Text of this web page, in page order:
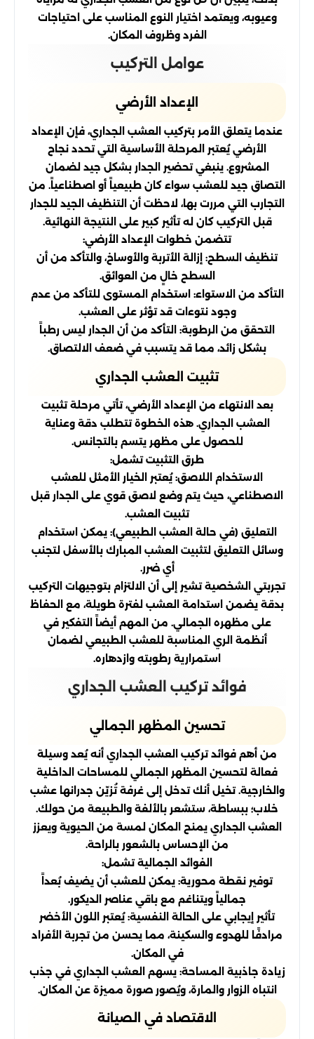
وعيوبه، ويعتمد اختيار النوع المناسب على احتياجات
الفرد وظروف المكان.
عوامل التركيب
الإعداد الأرضي
عندما يتعلق الأمر بتركيب العشب الجداري، فإن الإعداد
الأرضي يُعتبر المرحلة الأساسية التي تحدد نجاح
المشروع. ينبغي تحضير الجدار بشكل جيد لضمان
التصاق جيد للعشب سواء كان طبيعياً أو اصطناعياً. من
التجارب التي مررت بها، لاحظت أن التنظيف الجيد للجدار
قبل التركيب كان له تأثير كبير على النتيجة النهائية.
تتضمن خطوات الإعداد الأرضي:
تنظيف السطح: إزالة الأتربة والأوساخ، والتأكد من أن
السطح خالٍ من العوائق.
التأكد من الاستواء: استخدام المستوى للتأكد من عدم
وجود نتوءات قد تؤثر على العشب.
التحقق من الرطوبة: التأكد من أن الجدار ليس رطباً
بشكل زائد، مما قد يتسبب في ضعف الالتصاق.
تثبيت العشب الجداري
بعد الانتهاء من الإعداد الأرضي، تأتي مرحلة تثبيت
العشب الجداري. هذه الخطوة تتطلب دقة وعناية
للحصول على مظهر يتسم بالتجانس.
طرق التثبيت تشمل:
الاستخدام اللاصق: يُعتبر الخيار الأمثل للعشب
الاصطناعي، حيث يتم وضع لاصق قوي على الجدار قبل
تثبيت العشب.
التعليق (في حالة العشب الطبيعي): يمكن استخدام
وسائل التعليق لتثبيت العشب المبارك بالأسفل لتجنب
أي ضرر.
تجربتي الشخصية تشير إلى أن الالتزام بتوجيهات التركيب
بدقة يضمن استدامة العشب لفترة طويلة، مع الحفاظ
على مظهره الجمالي. من المهم أيضاً التفكير في
أنظمة الري المناسبة للعشب الطبيعي لضمان
استمرارية رطوبته وازدهاره.
فوائد تركيب العشب الجداري
تحسين المظهر الجمالي
من أهم فوائد تركيب العشب الجداري أنه يُعد وسيلة
فعالة لتحسين المظهر الجمالي للمساحات الداخلية
والخارجية. تخيل أنك تدخل إلى غرفة تُزيّن جدرانها عشب
خلاب؛ ببساطة، ستشعر بالألفة والطبيعة من حولك.
العشب الجداري يمنح المكان لمسة من الحيوية ويعزز
من الإحساس بالشعور بالراحة.
الفوائد الجمالية تشمل:
توفير نقطة محورية: يمكن للعشب أن يضيف بُعداً
جمالياً ويتناغم مع باقي عناصر الديكور.
تأثير إيجابي على الحالة النفسية: يُعتبر اللون الأخضر
مرادفًا للهدوء والسكينة، مما يحسن من تجربة الأفراد
في المكان.
زيادة جاذبية المساحة: يسهم العشب الجداري في جذب
انتباه الزوار والمارة، ويُصور صورة مميزة عن المكان.
الاقتصاد في الصيانة